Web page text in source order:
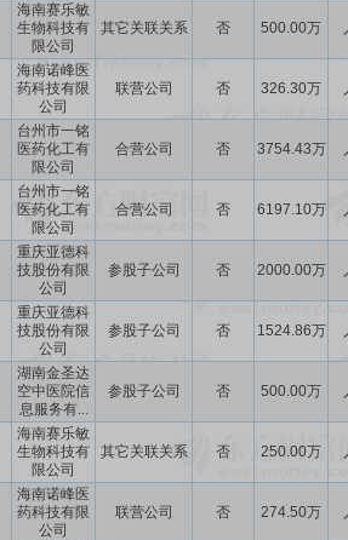
海南赛乐敏
生物科技有
限公司
其它关联关系 否 500.00万
海南诺峰医
药科技有限
公司
联营公司 否 326.30万
台州市一铭
医药化工有
限公司
合营公司 否 3754.43万
台州市一铭
医药化工有
限公司
合营公司 否 6197.10万
重庆亚德科
技股份有限
公司
参股子公司 否 2000.00万
重庆亚德科
技股份有限
公司
参股子公司 否 1524.86万
湖南金圣达
空中医院信
息服务有...
参股子公司 否 500.00万
海南赛乐敏
生物科技有
限公司
其它关联关系 否 250.00万
海南诺峰医
药科技有限
公司
联营公司 否 274.50万